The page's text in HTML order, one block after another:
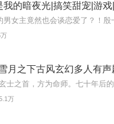
我的暗夜光|搞笑甜宠|游
月之下古风玄幻多人有声
万